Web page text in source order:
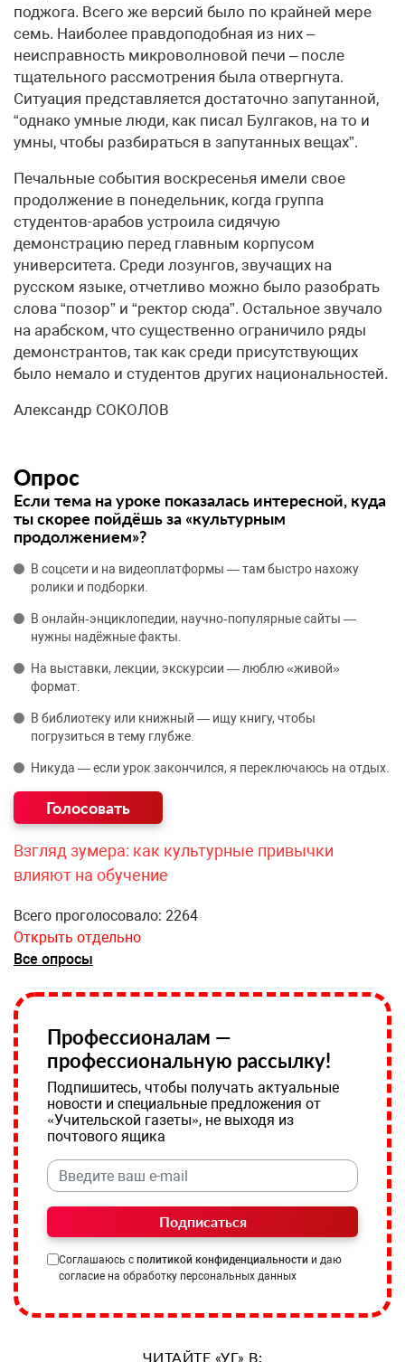
поджога. Всего же версий было по крайней мере
семь. Наиболее правдоподобная из них –
неисправность микроволновой печи – после
тщательного рассмотрения была отвергнута.
Ситуация представляется достаточно запутанной,
“однако умные люди, как писал Булгаков, на то и
умны, чтобы разбираться в запутанных вещах”.
Печальные события воскресенья имели свое
продолжение в понедельник, когда группа
студентов-арабов устроила сидячую
демонстрацию перед главным корпусом
университета. Среди лозунгов, звучащих на
русском языке, отчетливо можно было разобрать
слова “позор” и “ректор сюда”. Остальное звучало
на арабском, что существенно ограничило ряды
демонстрантов, так как среди присутствующих
было немало и студентов других национальностей.
Александр СОКОЛОВ
Опрос
Если тема на уроке показалась интересной, куда
ты скорее пойдёшь за «культурным
продолжением»?
В соцсети и на видеоплатформы — там быстро нахожу
ролики и подборки.
В онлайн‑энциклопедии, научно‑популярные сайты —
нужны надёжные факты.
На выставки, лекции, экскурсии — люблю «живой»
формат.
В библиотеку или книжный — ищу книгу, чтобы
погрузиться в тему глубже.
Никуда — если урок закончился, я переключаюсь на отдых.
Взгляд зумера: как культурные привычки
влияют на обучение
Всего проголосовало: 2264
Открыть отдельно
Все опросы
Профессионалам —
профессиональную рассылку!
Подпишитесь, чтобы получать актуальные
новости и специальные предложения от
«Учительской газеты», не выходя из
почтового ящика
Подписаться
Соглашаюсь с политикой конфиденциальности и даю
согласие на обработку персональных данных
ЧИТАЙТЕ «УГ» В: